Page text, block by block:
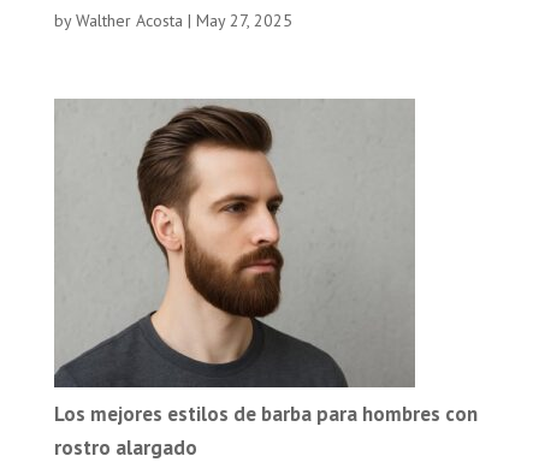
byWalther Acosta | May 27, 2025
Los mejores estilos de barba para hombres con
rostro alargado